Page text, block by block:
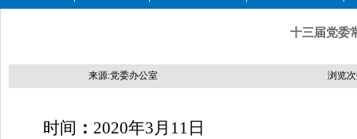
十三届党委
来源:党委办公室 浏览
时间 ： 2020年3月11日